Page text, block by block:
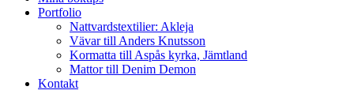
Portfolio
Nattvardstextilier: Akleja
Vävar till Anders Knutsson
Kormatta till Aspås kyrka, Jämtland
Mattor till Denim Demon
Kontakt